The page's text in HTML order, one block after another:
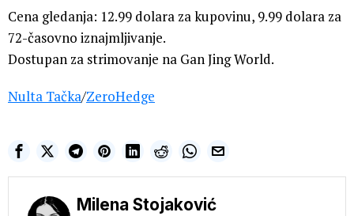
Cena gledanja: 12.99 dolara za kupovinu, 9.99 dolara za
72-časovno iznajmljivanje.
Dostupan za strimovanje na Gan Jing World.
Nulta Tačka/ZeroHedge
Milena Stojaković